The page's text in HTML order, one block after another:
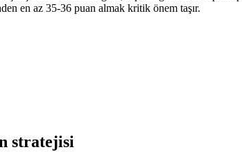
en az 35-36 puan almak kritik önem taşır.
stratejisi